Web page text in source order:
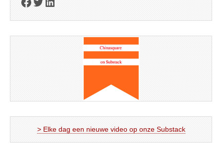
> Elke dag een nieuwe video op onze Substack